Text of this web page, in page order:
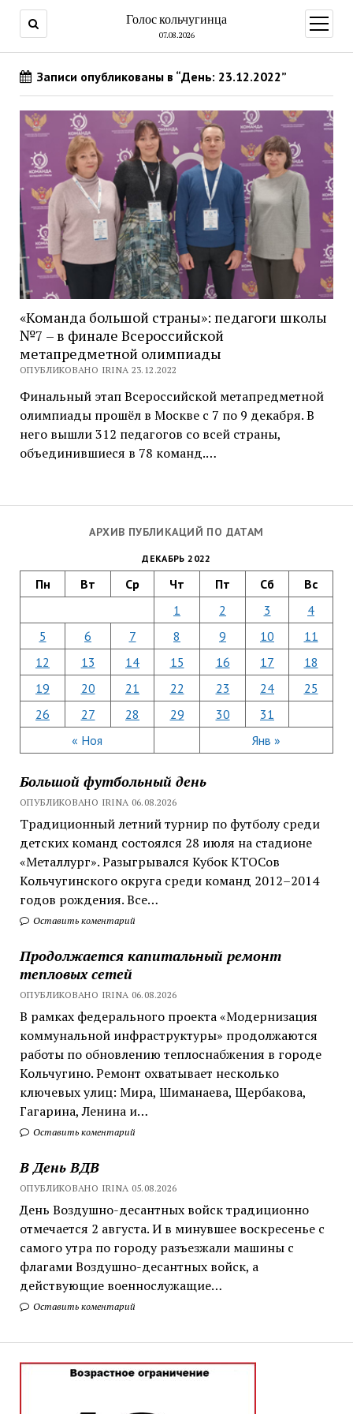
Голос кольчугинца
07.08.2026
меню
АРХИВ ПУБЛИКАЦИЙ ПО ДАТАМ
ДЕКАБРЬ 2022
Пн Вт Ср Чт Пт Сб Вс
« Ноя Янв »
1 2 3
4
5
6 7 8 9 10
11
12
13 14 15 16 17
18
19
20 21 22 23 24
25
26
27 28 29 30 31
Большой футбольный день
ОПУБЛИКОВАНО IRINA 06.08.2026
Традиционный летний турнир по футболу среди
детских команд состоялся 28 июля на стадионе
«Металлург». Разыгрывался Кубок КТОСов
Кольчугинского округа среди команд 2012–2014
годов рождения. Все…
Оставить коментарий
Продолжается капитальный ремонт
тепловых сетей
ОПУБЛИКОВАНО IRINA 06.08.2026
В рамках федерального проекта «Модернизация
коммунальной инфраструктуры» продолжаются
работы по обновлению теплоснабжения в городе
Кольчугино. Ремонт охватывает несколько
ключевых улиц: Мира, Шиманаева, Щербакова,
Гагарина, Ленина и…
Оставить коментарий
В День ВДВ
ОПУБЛИКОВАНО IRINA 05.08.2026
День Воздушно-десантных войск традиционно
отмечается 2 августа. И в минувшее воскресенье с
самого утра по городу разъезжали машины с
флагами Воздушно-десантных войск, а
действующие военнослужащие…
Оставить коментарий
Записи опубликованы в “День: 23.12.2022”
«Команда большой страны»: педагоги школы
№7 – в финале Всероссийской
метапредметной олимпиады
ОПУБЛИКОВАНО IRINA 23.12.2022
Финальный этап Всероссийской метапредметной
олимпиады прошёл в Москве с 7 по 9 декабря. В
него вышли 312 педагогов со всей страны,
объединившиеся в 78 команд.…